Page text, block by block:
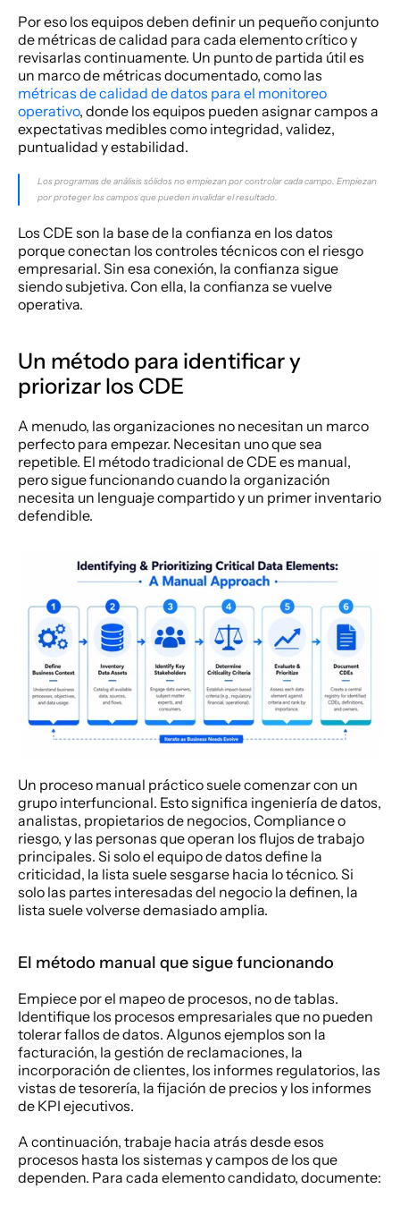
Por eso los equipos deben definir un pequeño conjunto
de métricas de calidad para cada elemento crítico y
revisarlas continuamente. Un punto de partida útil es
métricas de calidad de datos para el monitoreo
operativo, donde los equipos pueden asignar campos a
expectativas medibles como integridad, validez,
puntualidad y estabilidad.
Los programas de análisis sólidos no empiezan por controlar cada campo. Empiezan
por proteger los campos que pueden invalidar el resultado.
Los CDE son la base de la confianza en los datos
porque conectan los controles técnicos con el riesgo
empresarial. Sin esa conexión, la confianza sigue
siendo subjetiva. Con ella, la confianza se vuelve
operativa.
Un método para identificar y
priorizar los CDE
A menudo, las organizaciones no necesitan un marco
perfecto para empezar. Necesitan uno que sea
repetible. El método tradicional de CDE es manual,
pero sigue funcionando cuando la organización
necesita un lenguaje compartido y un primer inventario
defendible.
Un proceso manual práctico suele comenzar con un
grupo interfuncional. Esto significa ingeniería de datos,
analistas, propietarios de negocios, Compliance o
riesgo, y las personas que operan los flujos de trabajo
principales. Si solo el equipo de datos define la
criticidad, la lista suele sesgarse hacia lo técnico. Si
solo las partes interesadas del negocio la definen, la
lista suele volverse demasiado amplia.
El método manual que sigue funcionando
Empiece por el mapeo de procesos, no de tablas.
Identifique los procesos empresariales que no pueden
tolerar fallos de datos. Algunos ejemplos son la
facturación, la gestión de reclamaciones, la
incorporación de clientes, los informes regulatorios, las
vistas de tesorería, la fijación de precios y los informes
de KPI ejecutivos.
A continuación, trabaje hacia atrás desde esos
procesos hasta los sistemas y campos de los que
dependen. Para cada elemento candidato, documente: